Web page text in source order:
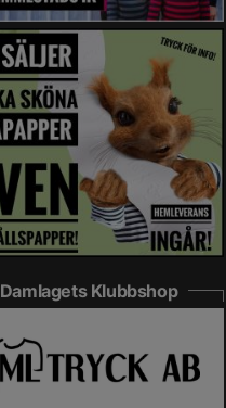
Damlagets Klubbshop